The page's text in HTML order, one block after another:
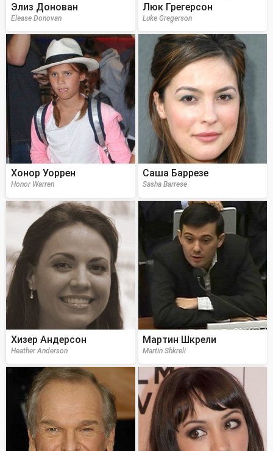
Элиз Донован
Elease Donovan
Люк Грегерсон
Luke Gregerson
Хонор Уоррен
Honor Warren
Саша Баррезе
Sasha Barrese
Хизер Андерсон
Heather Anderson
Мартин Шкрели
Martin Shkreli